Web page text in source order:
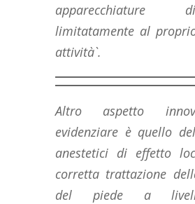
apparecchiature
limitatamente al
attività`.
Altro aspetto
evidenziare è quello
anestetici di effetto
corretta trattazione
del piede a